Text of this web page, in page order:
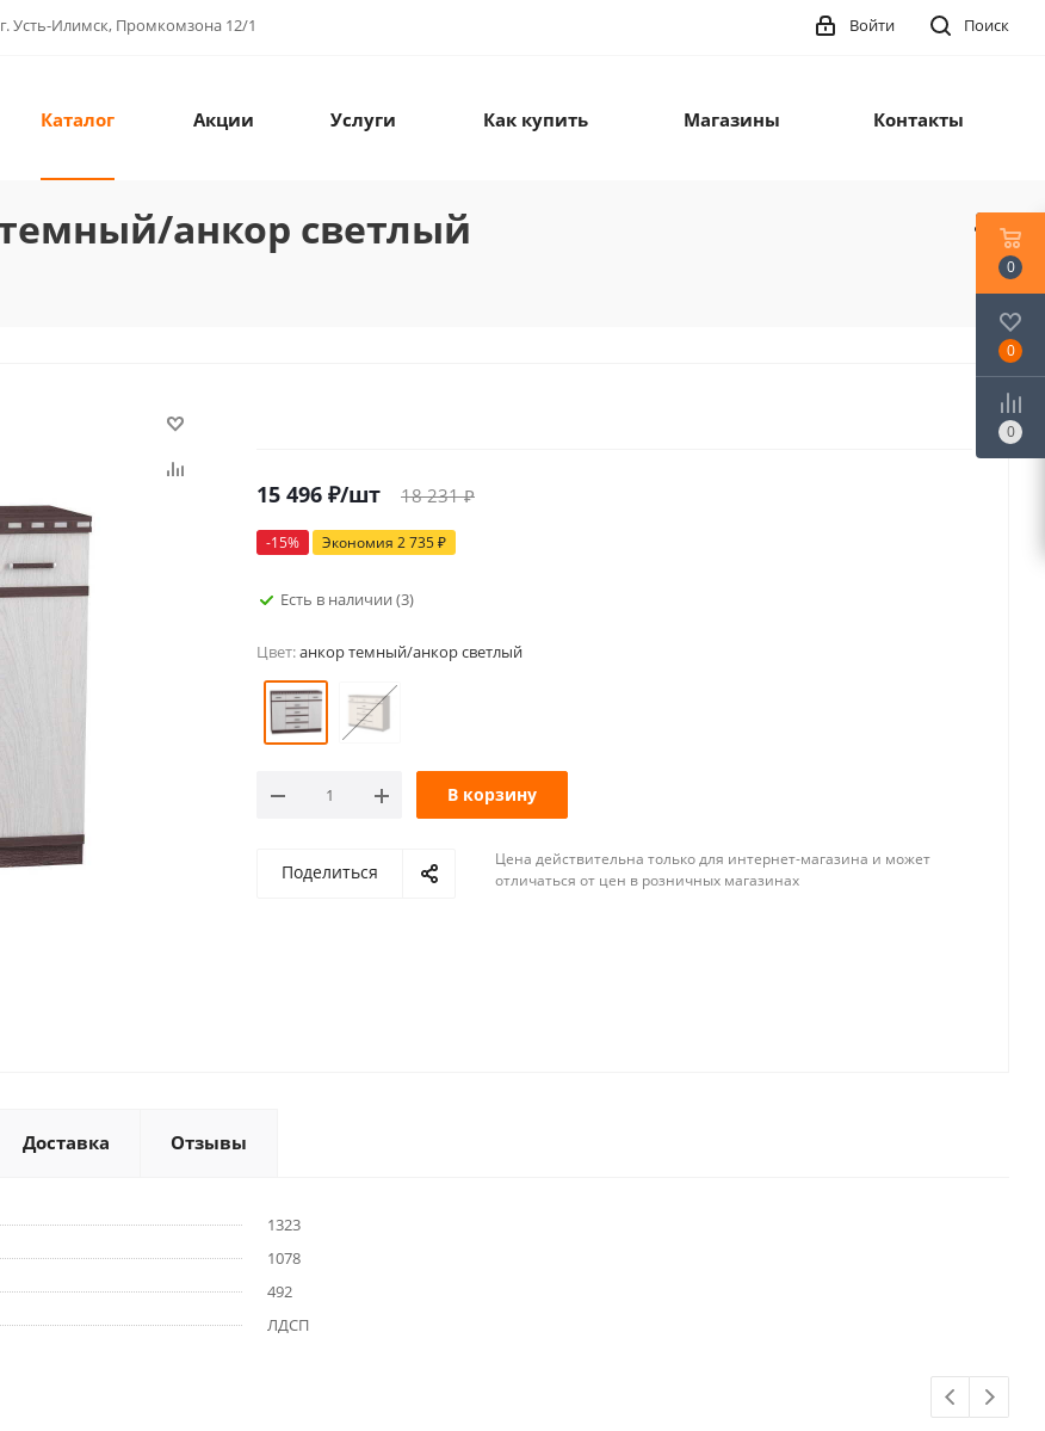
г. Усть-Илимск, Промкомзона 12/1 Поиск
Войти
Каталог Акции Услуги Как купить Магазины Контакты
анкор светлый
15 496 ₽/шт 18 231₽
-15% Экономия 2 735₽
Есть в наличии (3)
Цвет:анкор темный/анкор светлый
В корзину
Поделиться
Цена действительна только для интернет-магазина и может
отличаться от цен в розничных магазинах
Доставка Отзывы
1323
1078
492
ЛДСП
0
0
0